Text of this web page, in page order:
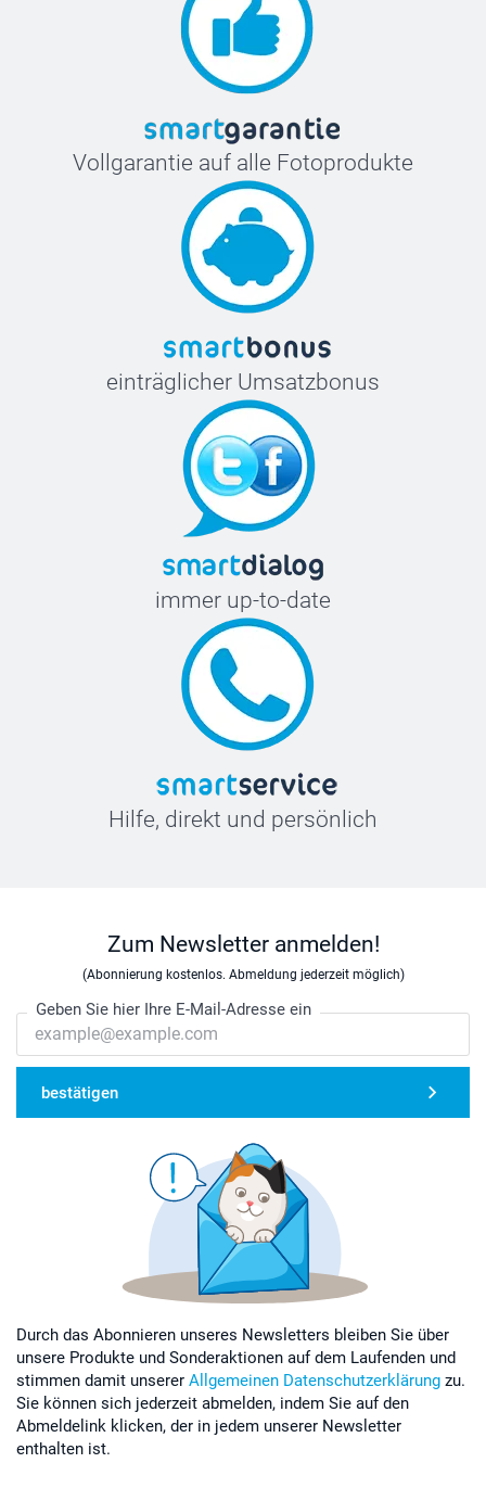
Vollgarantie auf alle Fotoprodukte
einträglicher Umsatzbonus
immer up-to-date
Hilfe, direkt und persönlich
Zum Newsletter anmelden!
(Abonnierung kostenlos. Abmeldung jederzeit möglich)
Geben Sie hier Ihre E-Mail-Adresse ein
bestätigen
Durch das Abonnieren unseres Newsletters bleiben Sie über
unsere Produkte und Sonderaktionen auf dem Laufenden und
stimmen damit unserer Allgemeinen Datenschutzerklärung zu.
Sie können sich jederzeit abmelden, indem Sie auf den
Abmeldelink klicken, der in jedem unserer Newsletter
enthalten ist.